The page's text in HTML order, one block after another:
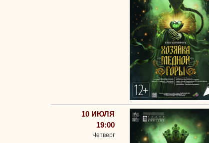
10 ИЮЛЯ
19:00
Четверг